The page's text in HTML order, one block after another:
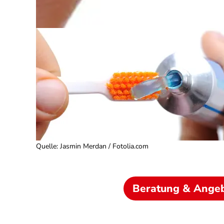
Quelle: Jasmin Merdan / Fotolia.com
Beratung &